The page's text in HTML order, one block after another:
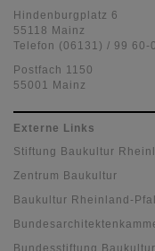
Hindenburgplatz 6
55118 Mainz
Telefon (06131) / 99 60-0
Postfach 1150
55001 Mainz
Externe Links
Stiftung Baukultur
Zentrum Baukultur
Baukultur Rheinland-
Bundesstiftung Baukultur